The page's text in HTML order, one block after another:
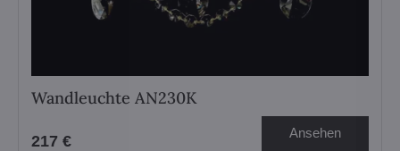
Wandleuchte AN230K
217 € Ansehen